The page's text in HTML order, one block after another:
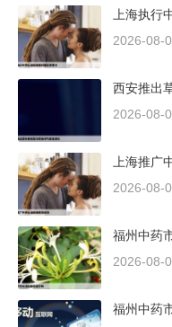
上海执行
2026-08-
西安推出
2026-08-
上海推广
2026-08-
福州中药
2026-08-
福州中药